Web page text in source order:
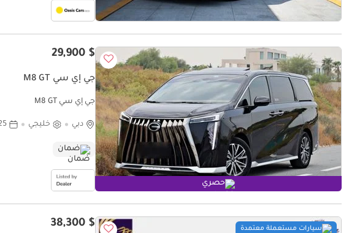
حصري
$ 29,900
جي إي سي M8 GT
جي إي سي M8 GT
دبي خليجي
ضمان
سيارات مستعملة معتمدة $ 38,300